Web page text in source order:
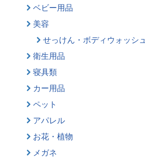
ベビー用品
美容
せっけん・ボディウォッシュ
衛生用品
寝具類
カー用品
ペット
アパレル
お花・植物
メガネ